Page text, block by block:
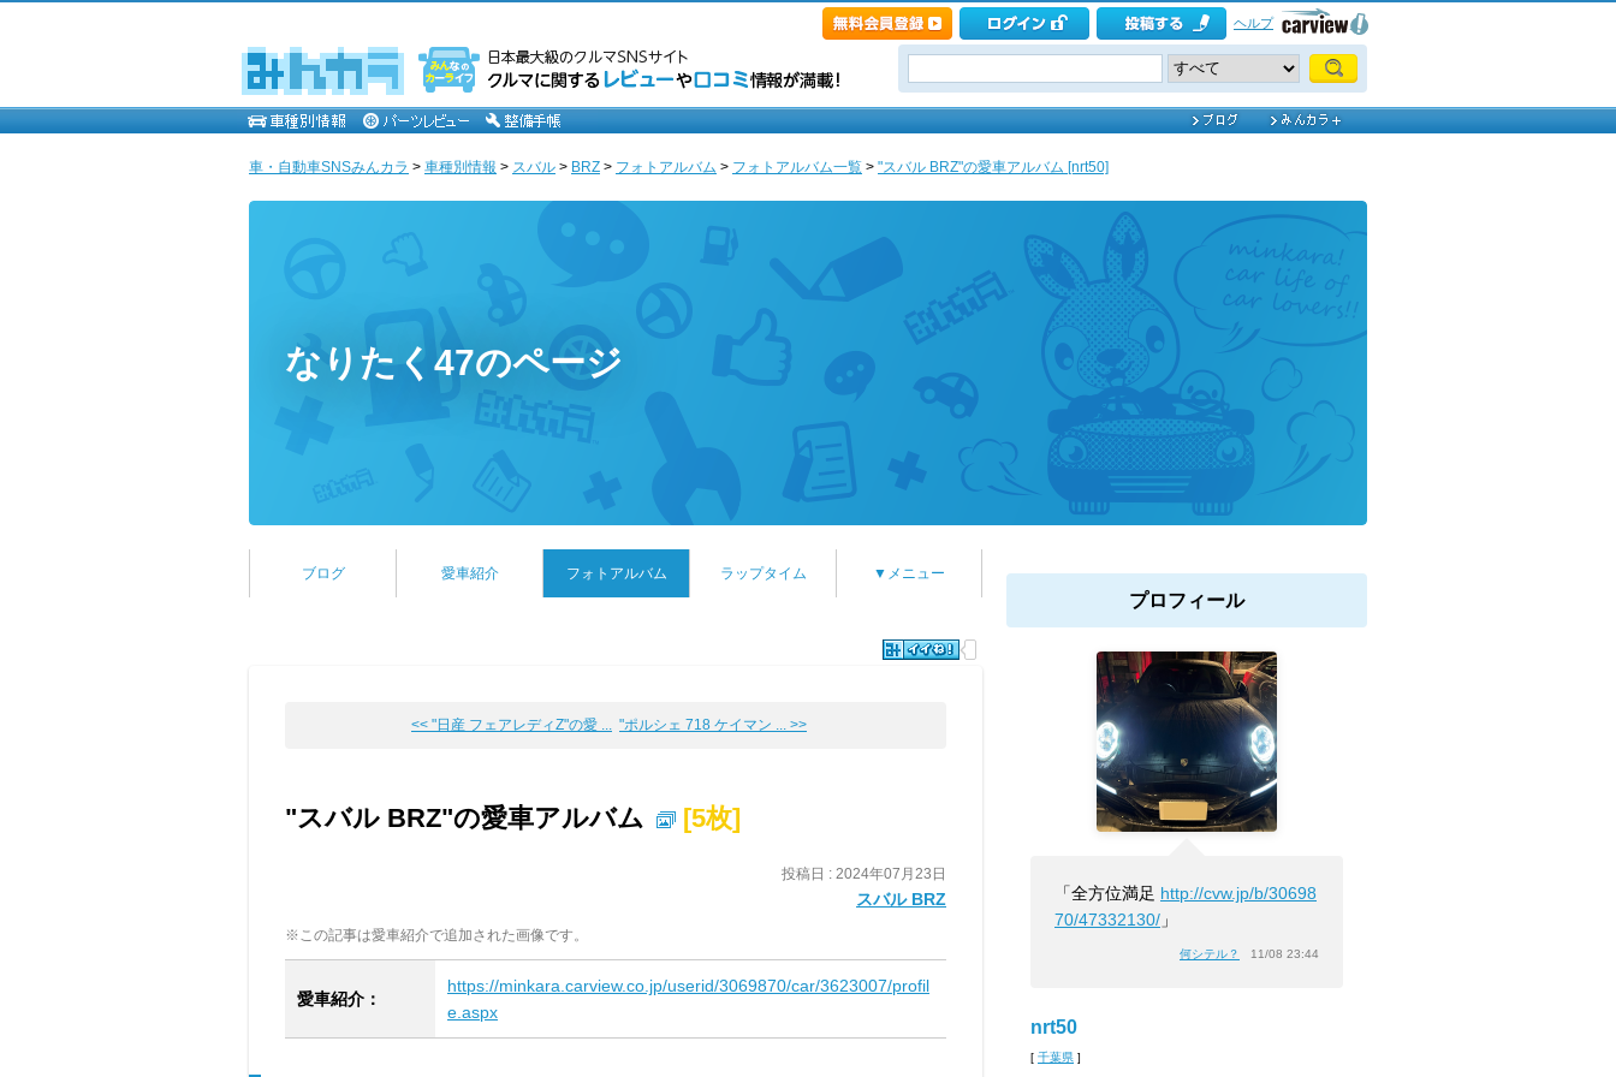
ヘルプ
車・自動車SNSみんカラ > 車種別情報 > スバル > BRZ > フォトアルバム > フォトアルバム一覧 > "スバル BRZ"の愛車アルバム [nrt50]
なりたく47のページ
ブログ 愛車紹介 フォトアルバム ラップタイム ▼メニュー
<< "日産 フェアレディZ"の愛 ... "ポルシェ 718 ケイマン ... >>
"スバル BRZ"の愛車アルバム [5枚]
投稿日 : 2024年07月23日
スバル BRZ
※この記事は愛車紹介で追加された画像です。
愛車紹介：
https://minkara.carview.co.jp/userid/3069870/car/3623007/profil
e.aspx
プロフィール
「全方位満足 http://cvw.jp/b/30698
70/47332130/ 」
何シテル？ 11/08 23:44
nrt50
[ 千葉県 ]